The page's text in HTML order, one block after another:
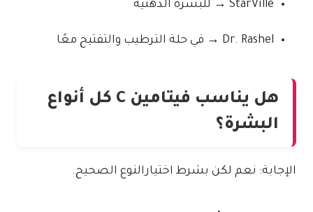
StarVille → للبشرة الدهنية
Dr. Rashel → في حلة الترطيب والتفتيح معًا
هل يناسب فيتامين C كل أنواع
البشرة؟
الإجابة: نعم لكن بشرط اختيارالنوع الصحيح.